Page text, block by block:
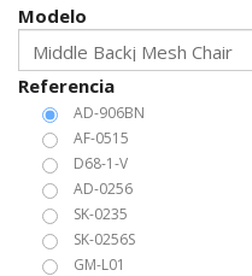
Modelo
Referencia
AD-906BN
AF-0515
D68-1-V
AD-0256
SK-0235
SK-0256S
GM-L01